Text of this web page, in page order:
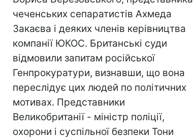
чеченських сепаратистів Ахмеда
Закаєва і деяких членів керівництва
компанії ЮКОС. Британські суди
відмовили запитам російської
Генпрокуратури, визнавши, що вона
переслідує цих людей по політичних
мотивах. Представники
Великобританії - міністр поліції,
охорони і суспільної безпеки Тони